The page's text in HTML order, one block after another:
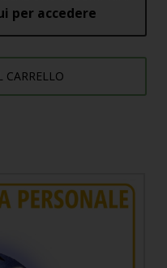
per accedere
CARRELLO